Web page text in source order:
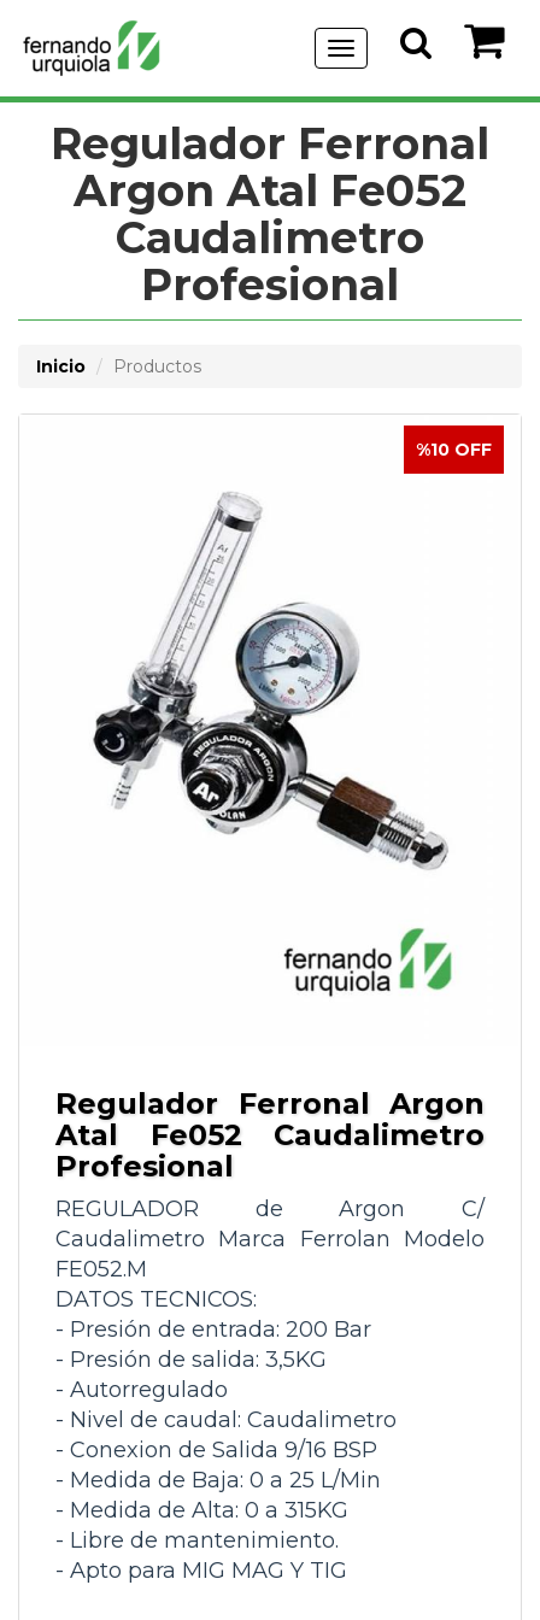
Menu
de
Navegación
Regulador Ferronal
Argon Atal Fe052
Caudalimetro
Profesional
Inicio Productos
%10 OFF
Regulador Ferronal Argon
Atal Fe052 Caudalimetro
Profesional
REGULADOR de Argon C/
Caudalimetro Marca Ferrolan Modelo
FE052.M
DATOS TECNICOS:
- Presión de entrada: 200 Bar
- Presión de salida: 3,5KG
- Autorregulado
- Nivel de caudal: Caudalimetro
- Conexion de Salida 9/16 BSP
- Medida de Baja: 0 a 25 L/Min
- Medida de Alta: 0 a 315KG
- Libre de mantenimiento.
- Apto para MIG MAG Y TIG